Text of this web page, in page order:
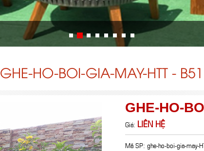
GHE-HO-BOI-GIA-MAY-HTT - B51
GHE-HO-
Giá: LIÊN HỆ
Mã SP: ghe-ho-boi-gia-may-